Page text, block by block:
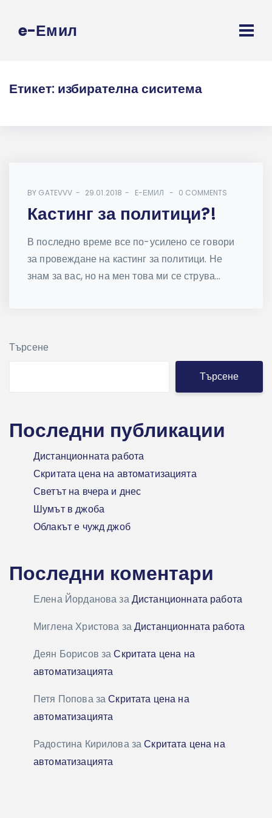
e-Емил
Етикет: избирателна сиситема
BY GATEVVV 29.01.2018 E-ЕМИЛ 0 COMMENTS
Кастинг за политици?!
В последно време все по-усилено се говори
за провеждане на кастинг за политици. Не
знам за вас, но на мен това ми се струва...
Търсене
Търсене
Последни публикации
Дистанционната работа
Скритата цена на автоматизацията
Светът на вчера и днес
Шумът в джоба
Облакът е чужд джоб
Последни коментари
Елена ЙордановазаДистанционната работа
Миглена Христова заДистанционната работа
Деян Борисов заСкритата цена на
автоматизацията
Петя ПоповазаСкритата цена на
автоматизацията
Радостина КириловазаСкритата цена на
автоматизацията